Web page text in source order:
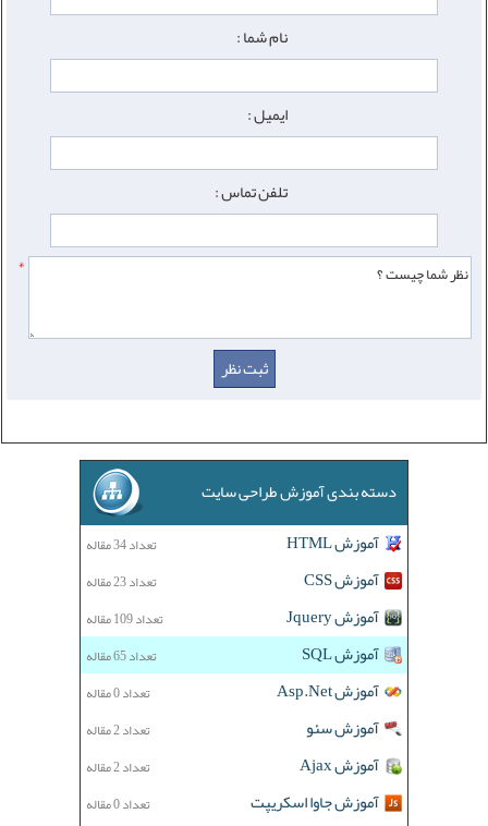
نام شما :
ایمیل :
تلفن تماس :
*
دسته بندی آموزش طراحی سایت
آموزش HTML
تعداد 34 مقاله
آموزش CSS تعداد 23 مقاله
آموزش Jquery تعداد 109 مقاله
آموزش SQL تعداد 65 مقاله
آموزش Asp.Net تعداد 0 مقاله
آموزش سئو تعداد 2 مقاله
آموزش Ajax تعداد 2 مقاله
آموزش جاوا اسکریپت تعداد 0 مقاله